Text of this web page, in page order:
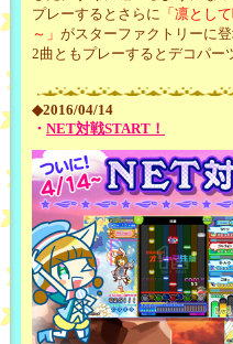
プレーするとさらに 「凛とし
～」 がスターファクトリーに
2曲ともプレーするとデコパー
◆2016/04/14
・ NET対戦START！